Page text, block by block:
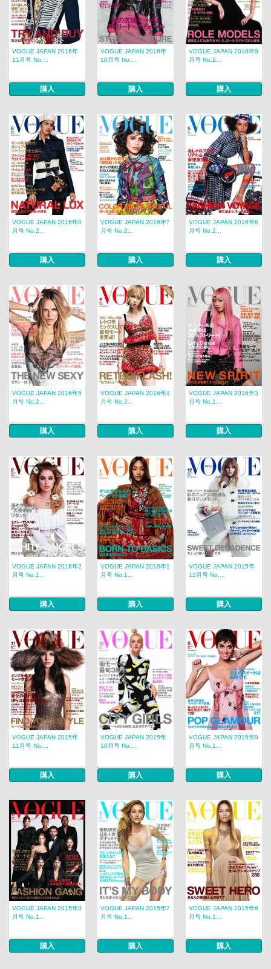
VOGUE JAPAN 2016年
11月号 No....
購入
VOGUE JAPAN 2016年
10月号 No....
購入
VOGUE JAPAN 2016年9
月号 No.2...
購入
VOGUE JAPAN 2016年8
月号 No.2...
購入
VOGUE JAPAN 2016年7
月号 No.2...
購入
VOGUE JAPAN 2016年6
月号 No.2...
購入
VOGUE JAPAN 2016年5
月号 No.2...
購入
VOGUE JAPAN 2016年4
月号 No.2...
購入
VOGUE JAPAN 2016年3
月号 No.1...
購入
VOGUE JAPAN 2016年2
月号 No.1...
購入
VOGUE JAPAN 2016年1
月号 No.1...
購入
VOGUE JAPAN 2015年
12月号 No....
購入
VOGUE JAPAN 2015年
11月号 No....
購入
VOGUE JAPAN 2015年
10月号 No....
購入
VOGUE JAPAN 2015年9
月号 No.1...
購入
VOGUE JAPAN 2015年8
月号 No.1...
購入
VOGUE JAPAN 2015年7
月号 No.1...
購入
VOGUE JAPAN 2015年6
月号 No.1...
購入